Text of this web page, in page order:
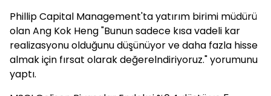
Phillip Capital Management'ta yatırım birimi müdürü
olan Ang Kok Heng "Bunun sadece kısa vadeli kar
realizasyonu olduğunu düşünüyor ve daha fazla hisse
almak için fırsat olarak değerelndiriyoruz." yorumunu
yaptı.